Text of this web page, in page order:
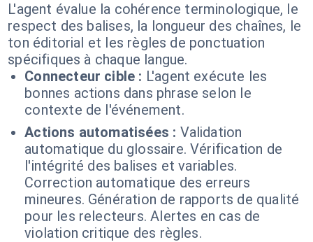
L'agent évalue la cohérence terminologique, le
respect des balises, la longueur des chaînes, le
ton éditorial et les règles de ponctuation
spécifiques à chaque langue.
Connecteur cible : L'agent exécute les
bonnes actions dans phrase selon le
contexte de l'événement.
Actions automatisées : Validation
automatique du glossaire. Vérification de
l'intégrité des balises et variables.
Correction automatique des erreurs
mineures. Génération de rapports de qualité
pour les relecteurs. Alertes en cas de
violation critique des règles.